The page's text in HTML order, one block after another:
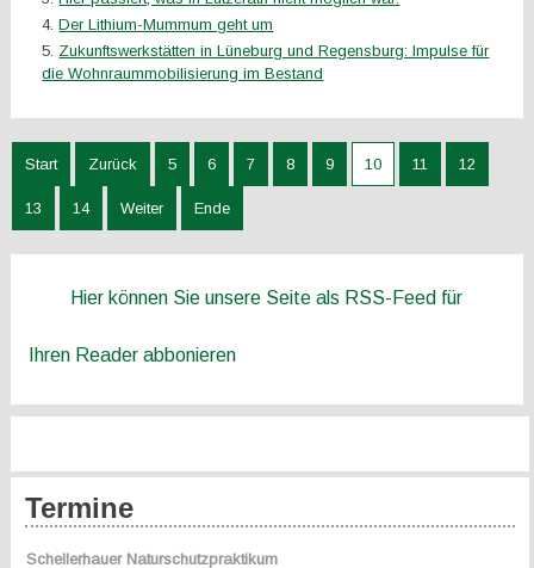
Der Lithium-Mummum geht um
Zukunftswerkstätten in Lüneburg und Regensburg: Impulse für
die Wohnraummobilisierung im Bestand
Start Zurück 5 6 7 8 9 10 11 12
13 14 Weiter Ende
Hier können Sie unsere Seite als RSS-Feed für
Ihren Reader abbonieren
Termine
Schellerhauer Naturschutzpraktikum